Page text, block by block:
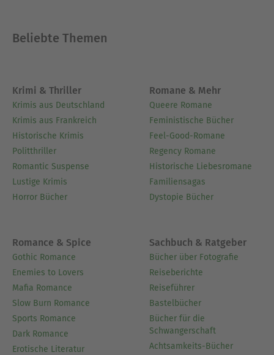
Kontext zu setzen.- Abschließend fassen unsere
verdeutlichen so die Kernthemen der gesamten
Sammlung.
Ausblenden
Beliebte Themen
Krimi & Thriller
Krimis aus Deutschland
Krimis aus Frankreich
Historische Krimis
Politthriller
Romantic Suspense
Lustige Krimis
Horror Bücher
Romane & Mehr
Queere Romane
Feministische Bücher
Feel-Good-Romane
Regency Romane
Historische Liebesromane
Familiensagas
Dystopie Bücher
Romance & Spice
Gothic Romance
Enemies to Lovers
Mafia Romance
Slow Burn Romance
Sports Romance
Dark Romance
Erotische Literatur
Sachbuch & Ratgeber
Bücher über Fotografie
Reiseberichte
Reiseführer
Bastelbücher
Bücher für die
Schwangerschaft
Achtsamkeits-Bücher